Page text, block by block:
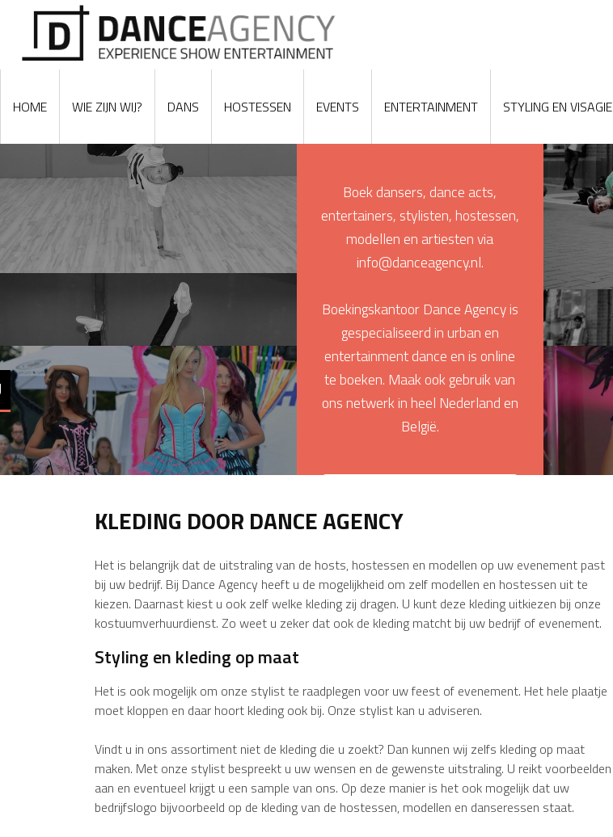
HOME WIE ZIJN WIJ? DANS HOSTESSEN EVENTS ENTERTAINMENT STYLING EN VISAGIE
Boek dansers, dance acts,
entertainers, stylisten, hostessen,
modellen en artiesten via
info@danceagency.nl.
Boekingskantoor Dance Agency is
gespecialiseerd in urban en
entertainment dance en is online
te boeken. Maak ook gebruik van
ons netwerk in heel Nederland en
België.
EVENT DANS
SHOW DANCE
KLEDING DOOR DANCE AGENCY
Het is belangrijk dat de uitstraling van de hosts, hostessen en modellen op uw evenement past
bij uw bedrijf. Bij Dance Agency heeft u de mogelijkheid om zelf modellen en hostessen uit te
kiezen. Daarnast kiest u ook zelf welke kleding zij dragen. U kunt deze kleding uitkiezen bij onze
kostuumverhuurdienst. Zo weet u zeker dat ook de kleding matcht bij uw bedrijf of evenement.
Styling en kleding op maat
Het is ook mogelijk om onze stylist te raadplegen voor uw feest of evenement. Het hele plaatje
moet kloppen en daar hoort kleding ook bij. Onze stylist kan u adviseren.
Vindt u in ons assortiment niet de kleding die u zoekt? Dan kunnen wij zelfs kleding op maat
maken. Met onze stylist bespreekt u uw wensen en de gewenste uitstraling. U reikt voorbeelden
aan en eventueel krijgt u een sample van ons. Op deze manier is het ook mogelijk dat uw
bedrijfslogo bijvoorbeeld op de kleding van de hostessen, modellen en danseressen staat.